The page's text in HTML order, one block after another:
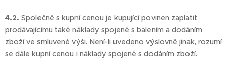
4.2. Společně s kupní cenou je kupující povinen zaplatit
prodávajícímu také náklady spojené s balením a dodáním
zboží ve smluvené výši. Není-li uvedeno výslovně jinak, rozumí
se dále kupní cenou i náklady spojené s dodáním zboží.